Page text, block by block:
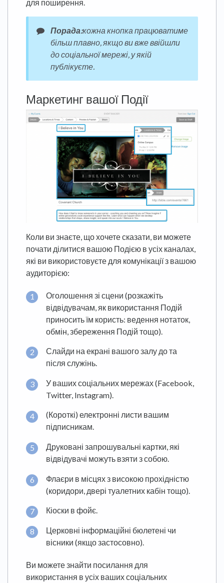
для поширення.
Порада:кожна кнопка працюватиме
більш плавно, якщо ви вже ввійшли
до соціальної мережі, у якій
публікуєте.
Маркетинг вашої Події
Коли ви знаєте, що хочете сказати, ви можете
почати ділитися вашою Подією в усіх каналах,
які ви використовуєте для комунікації з вашою
аудиторією:
Оголошення зі сцени (розкажіть
відвідувачам, як використання Подій
приносить їм користь: ведення нотаток,
обмін, збереження Подій тощо).
Слайди на екрані вашого залу до та
після служінь.
У ваших соціальних мережах (Facebook,
Twitter, Instagram).
(Короткі) електронні листи вашим
підписникам.
Друковані запрошувальні картки, які
відвідувачі можуть взяти з собою.
Флаєри в місцях з високою прохідністю
(коридори, двері туалетних кабін тощо).
Кіоски в фойє.
Церковні інформаційні бюлетені чи
вісники (якщо застосовно).
Ви можете знайти посилання для
використання в усіх ваших соціальних